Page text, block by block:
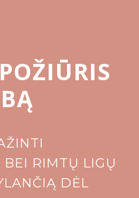
RIMTŲ LIGŲ
DĖL